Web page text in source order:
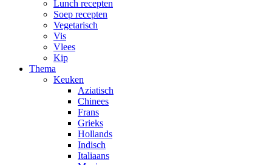
Lunch recepten
Soep recepten
Vegetarisch
Vis
Vlees
Kip
Thema
Keuken
Aziatisch
Chinees
Frans
Grieks
Hollands
Indisch
Italiaans